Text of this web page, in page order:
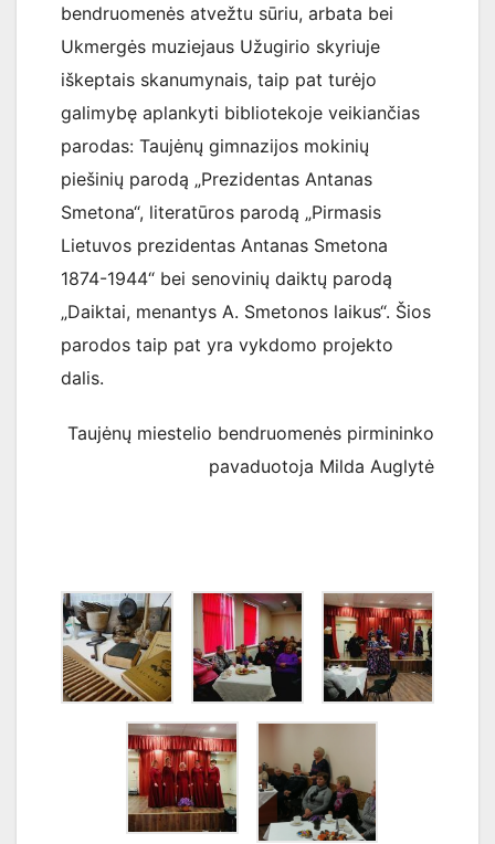
bendruomenės atvežtu sūriu, arbata bei
Ukmergės muziejaus Užugirio skyriuje
iškeptais skanumynais, taip pat turėjo
galimybę aplankyti bibliotekoje veikiančias
parodas: Taujėnų gimnazijos mokinių
piešinių parodą „Prezidentas Antanas
Smetona“, literatūros parodą „Pirmasis
Lietuvos prezidentas Antanas Smetona
1874-1944“ bei senovinių daiktų parodą
„Daiktai, menantys A. Smetonos laikus“. Šios
parodos taip pat yra vykdomo projekto
dalis.
Taujėnų miestelio bendruomenės pirmininko
pavaduotoja Milda Auglytė